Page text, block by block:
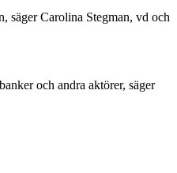
säger Carolina Stegman, vd och
och andra aktörer, säger